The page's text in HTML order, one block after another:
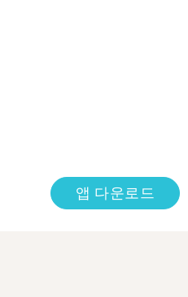
앱 다운로드